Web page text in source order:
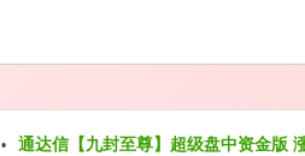
通达信【九封至尊】超级盘中资金版